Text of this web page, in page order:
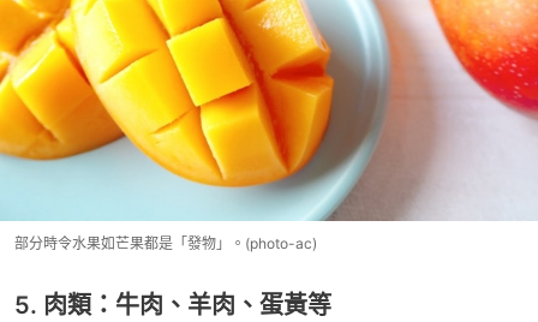
部分時令水果如芒果都是「發物」。(photo-ac)
5. 肉類：牛肉、羊肉、蛋黃等